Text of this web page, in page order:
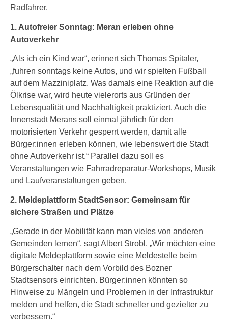
Radfahrer.
1. Autofreier Sonntag: Meran erleben ohne
Autoverkehr
„Als ich ein Kind war“, erinnert sich Thomas Spitaler,
„fuhren sonntags keine Autos, und wir spielten Fußball
auf dem Mazziniplatz. Was damals eine Reaktion auf die
Ölkrise war, wird heute vielerorts aus Gründen der
Lebensqualität und Nachhaltigkeit praktiziert. Auch die
Innenstadt Merans soll einmal jährlich für den
motorisierten Verkehr gesperrt werden, damit alle
Bürger:innen erleben können, wie lebenswert die Stadt
ohne Autoverkehr ist.“ Parallel dazu soll es
Veranstaltungen wie Fahrradreparatur-Workshops, Musik
und Laufveranstaltungen geben.
2. Meldeplattform StadtSensor: Gemeinsam für
sichere Straßen und Plätze
„Gerade in der Mobilität kann man vieles von anderen
Gemeinden lernen“, sagt Albert Strobl. „Wir möchten eine
digitale Meldeplattform sowie eine Meldestelle beim
Bürgerschalter nach dem Vorbild des Bozner
Stadtsensors einrichten. Bürger:innen könnten so
Hinweise zu Mängeln und Problemen in der Infrastruktur
melden und helfen, die Stadt schneller und gezielter zu
verbessern.“